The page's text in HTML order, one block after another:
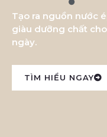
Tạo ra nguồn nước
giàu dưỡng chất
ngày.
TÌM HIỂU NGAY